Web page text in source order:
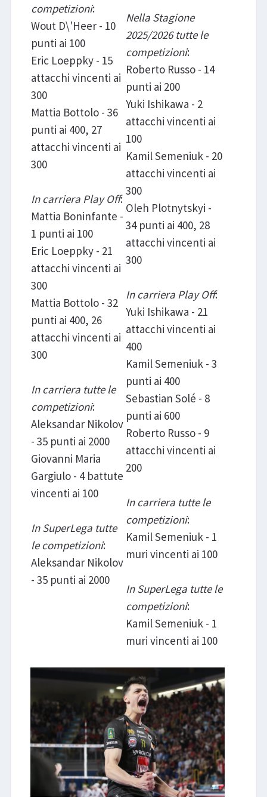
competizioni:
Wout D\'Heer - 10
punti ai 100
Eric Loeppky - 15
attacchi vincenti ai
300
Mattia Bottolo - 36
punti ai 400, 27
attacchi vincenti ai
300
In carriera Play Off:
Mattia Boninfante -
1 punti ai 100
Eric Loeppky - 21
attacchi vincenti ai
300
Mattia Bottolo - 32
punti ai 400, 26
attacchi vincenti ai
300
In carriera tutte le
competizioni:
Aleksandar Nikolov
- 35 punti ai 2000
Giovanni Maria
Gargiulo - 4 battute
vincenti ai 100
In SuperLega tutte
le competizioni:
Aleksandar Nikolov
- 35 punti ai 2000
Nella Stagione
2025/2026 tutte le
competizioni:
Roberto Russo - 14
punti ai 200
Yuki Ishikawa - 2
attacchi vincenti ai
100
Kamil Semeniuk - 20
attacchi vincenti ai
300
Oleh Plotnytskyi -
34 punti ai 400, 28
attacchi vincenti ai
300
In carriera Play Off:
Yuki Ishikawa - 21
attacchi vincenti ai
400
Kamil Semeniuk - 3
punti ai 400
Sebastian Solé - 8
punti ai 600
Roberto Russo - 9
attacchi vincenti ai
200
In carriera tutte le
competizioni:
Kamil Semeniuk - 1
muri vincenti ai 100
In SuperLega tutte le
competizioni:
Kamil Semeniuk - 1
muri vincenti ai 100